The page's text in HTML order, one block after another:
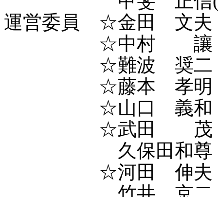
運営委員 ☆金田 文夫
☆中村 讓（日
☆難波 奨二（Ｊ
☆藤本 孝明（国
☆山口 義和（全
☆武田 茂（都
久保田和尊（全
☆河田 伸夫（全